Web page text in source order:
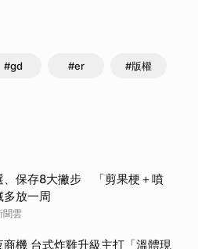
#gd #er #版權
、保存8大撇步 「剪果梗＋噴
多放一周
聞雲
商機 台式炸雞升級主打「溫體現